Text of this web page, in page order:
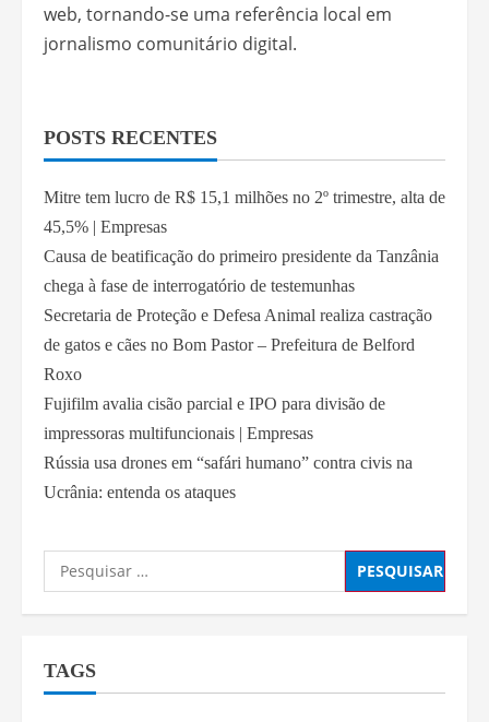
web, tornando-se uma referência local em
jornalismo comunitário digital.
POSTS RECENTES
Mitre tem lucro de R$ 15,1 milhões no 2º trimestre, alta de
45,5% | Empresas
Causa de beatificação do primeiro presidente da Tanzânia
chega à fase de interrogatório de testemunhas
Secretaria de Proteção e Defesa Animal realiza castração
de gatos e cães no Bom Pastor – Prefeitura de Belford
Roxo
Fujifilm avalia cisão parcial e IPO para divisão de
impressoras multifuncionais | Empresas
Rússia usa drones em “safári humano” contra civis na
Ucrânia: entenda os ataques
TAGS